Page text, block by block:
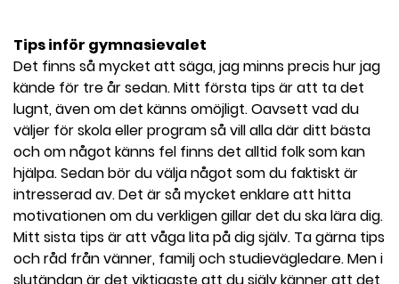
Tips inför gymnasievalet
Det finns så mycket att säga, jag minns precis hur jag
kände för tre år sedan. Mitt första tips är att ta det
lugnt, även om det känns omöjligt. Oavsett vad du
väljer för skola eller program så vill alla där ditt bästa
och om något känns fel finns det alltid folk som kan
hjälpa. Sedan bör du välja något som du faktiskt är
intresserad av. Det är så mycket enklare att hitta
motivationen om du verkligen gillar det du ska lära dig.
Mitt sista tips är att våga lita på dig själv. Ta gärna tips
och råd från vänner, familj och studievägledare. Men i